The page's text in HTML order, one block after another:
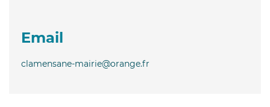
Email
clamensane-mairie@orange.fr